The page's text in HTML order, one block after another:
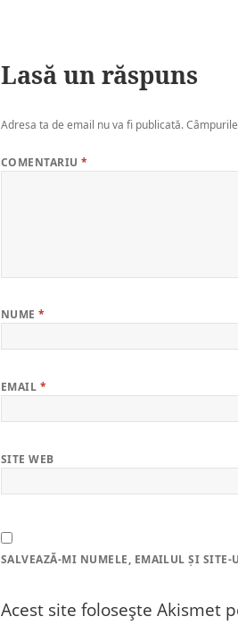
Lasă un răspuns
Adresa ta de email nu va fi publicată.
COMENTARIU*
NUME*
EMAIL *
SITE WEB
SALVEAZĂ-MI NUMELE, EMAILUL ȘI SITE-
Acest site folosește Akismet